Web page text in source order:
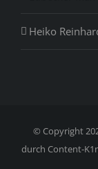
Heiko
© Copyright
durch Content-